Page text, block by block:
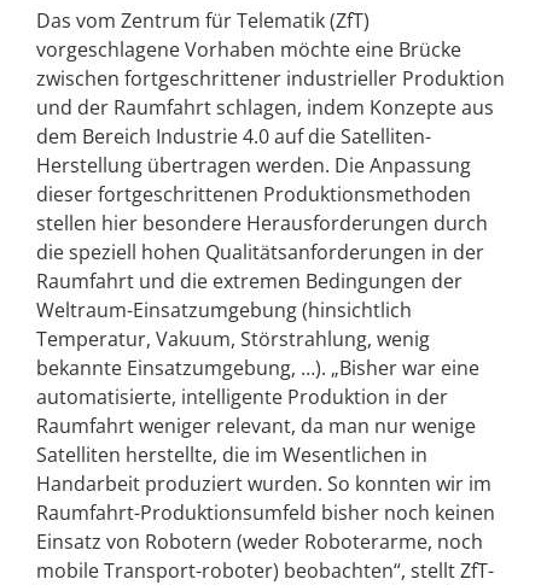
Das vom Zentrum für Telematik (ZfT)
vorgeschlagene Vorhaben möchte eine Brücke
zwischen fortgeschrittener industrieller Produktion
und der Raumfahrt schlagen, indem Konzepte aus
dem Bereich Industrie 4.0 auf die Satelliten-
Herstellung übertragen werden. Die Anpassung
dieser fortgeschrittenen Produktionsmethoden
stellen hier besondere Herausforderungen durch
die speziell hohen Qualitätsanforderungen in der
Raumfahrt und die extremen Bedingungen der
Weltraum-Einsatzumgebung (hinsichtlich
Temperatur, Vakuum, Störstrahlung, wenig
bekannte Einsatzumgebung, …). „Bisher war eine
automatisierte, intelligente Produktion in der
Raumfahrt weniger relevant, da man nur wenige
Satelliten herstellte, die im Wesentlichen in
Handarbeit produziert wurden. So konnten wir im
Raumfahrt-Produktionsumfeld bisher noch keinen
Einsatz von Robotern (weder Roboterarme, noch
mobile Transport-roboter) beobachten“, stellt ZfT-